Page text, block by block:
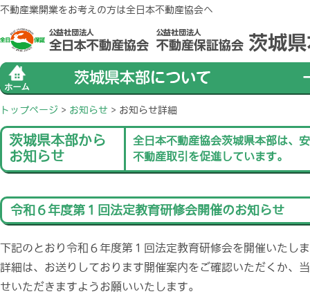
不動産業開業をお考えの方は全日本不動産協会へ
トップページ > お知らせ > お知らせ詳細
茨城県本部から
お知らせ
全日本不動産協会茨城県本部は、
不動産取引を促進しています。
令和６年度第１回法定教育研修会開催のお知らせ
下記のとおり令和６年度第１回法定教育研修会を開催いたし
詳細は、お送りしております開催案内をご確認いただくか、
せいただきますようお願いいたします。